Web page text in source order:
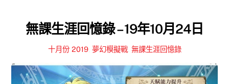
無課生涯回憶錄 – 19年10月24日
十月份 2019, 夢幻模擬戰, 無課生涯回憶錄